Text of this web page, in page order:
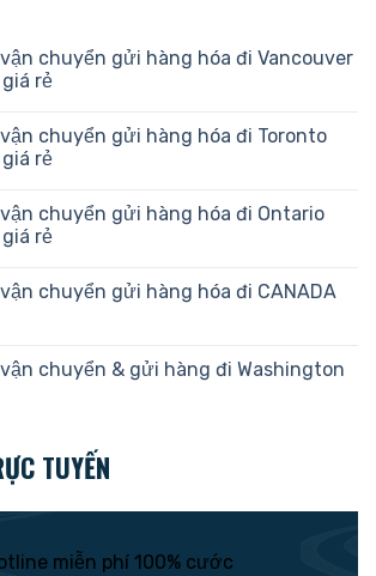
chuyển gửi hàng hóa đi Vancouver
rẻ
chuyển gửi hàng hóa đi Toronto
rẻ
chuyển gửi hàng hóa đi Ontario
rẻ
chuyển gửi hàng hóa đi CANADA
chuyển & gửi hàng đi Washington
TUYẾN
miễn phí 100% cước